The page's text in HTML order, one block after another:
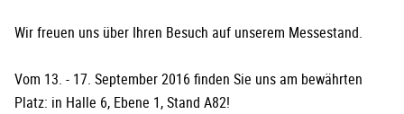
Wir freuen uns über Ihren Besuch auf unserem Messestand.
Vom 13. - 17. September 2016 finden Sie uns am bewährten
Platz: in Halle 6, Ebene 1, Stand A82!